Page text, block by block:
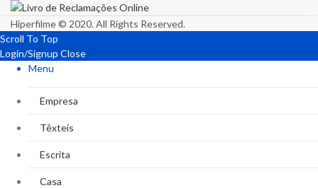
Hiperfilme © 2020. All Rights Reserved.
Scroll To Top
Login/Signup Close
Menu
Empresa
Têxteis
Escrita
Casa